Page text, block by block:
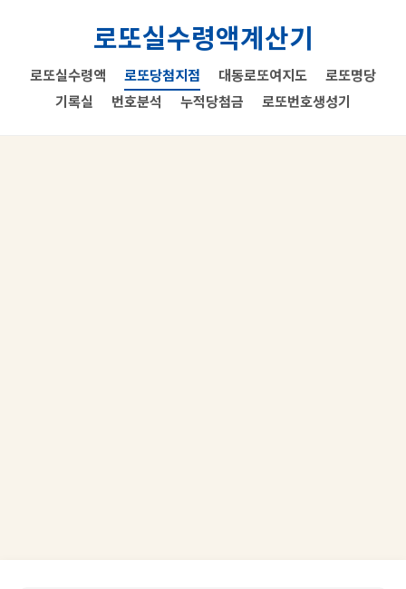
로또실수령액계산기
로또실수령액 로또당첨지점 대동로또여지도
로또명당
기록실
번호분석 누적당첨금 로또번호생성기